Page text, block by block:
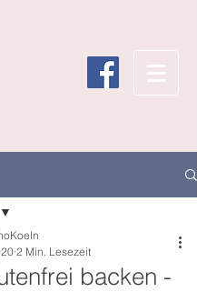
backen -
2 Min. Lesezeit